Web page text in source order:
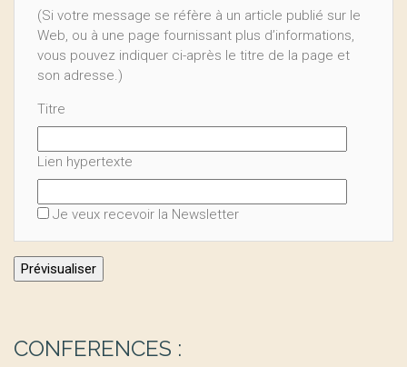
(Si votre message se réfère à un article publié sur le
Web, ou à une page fournissant plus d’informations,
vous pouvez indiquer ci-après le titre de la page et
son adresse.)
Titre
Lien hypertexte
Je veux recevoir la Newsletter
CONFERENCES :